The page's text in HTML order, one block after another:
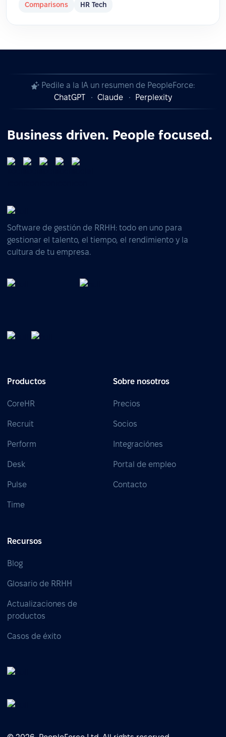
Comparisons HR Tech
Pedile a la IA un resumen de PeopleForce:
ChatGPT
Claude Perplexity
Business driven. People focused.
Software de gestión de RRHH: todo en uno para
gestionar el talento, el tiempo, el rendimiento y la
cultura de tu empresa.
Productos
CoreHR
Recruit
Perform
Desk
Pulse
Time
Sobre nosotros
Precios
Socios
Integraciónes
Portal de empleo
Contacto
Recursos
Blog
Glosario de RRHH
Actualizaciones de
productos
Casos de éxito